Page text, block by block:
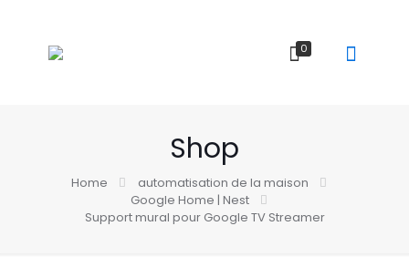
0
Shop
Home
automatisation de la maison
Google Home | Nest
Support mural pour Google TV Streamer